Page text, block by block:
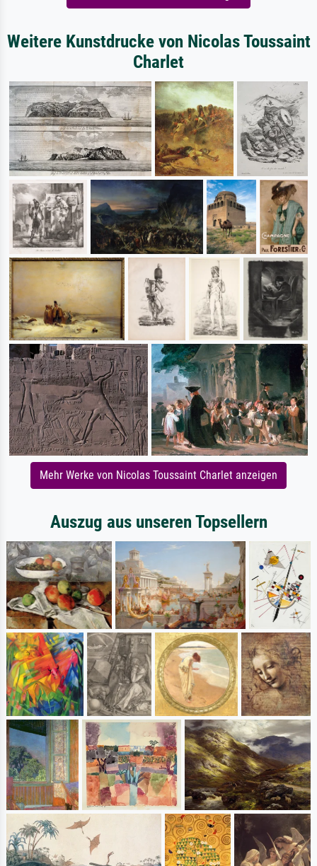
Weitere Kunstdrucke von Nicolas Toussaint
Charlet
Mehr Werke von Nicolas Toussaint Charlet anzeigen
Auszug aus unseren Topsellern